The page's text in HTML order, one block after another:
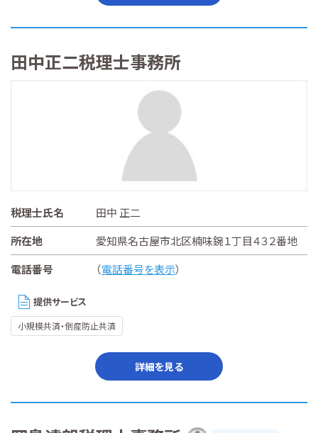
田中正二税理士事務所
税理士氏名
田中 正二
所在地
愛知県名古屋市北区楠味鋺１丁目４３２番地
電話番号
（電話番号を表示）
提供サービス
小規模共済・倒産防止共済
詳細を見る